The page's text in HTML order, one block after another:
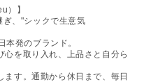
）】
、"シックで生意気
発のブランド。
心を取り入れ、上品さと自分ら
ます。通勤から休日まで、毎日